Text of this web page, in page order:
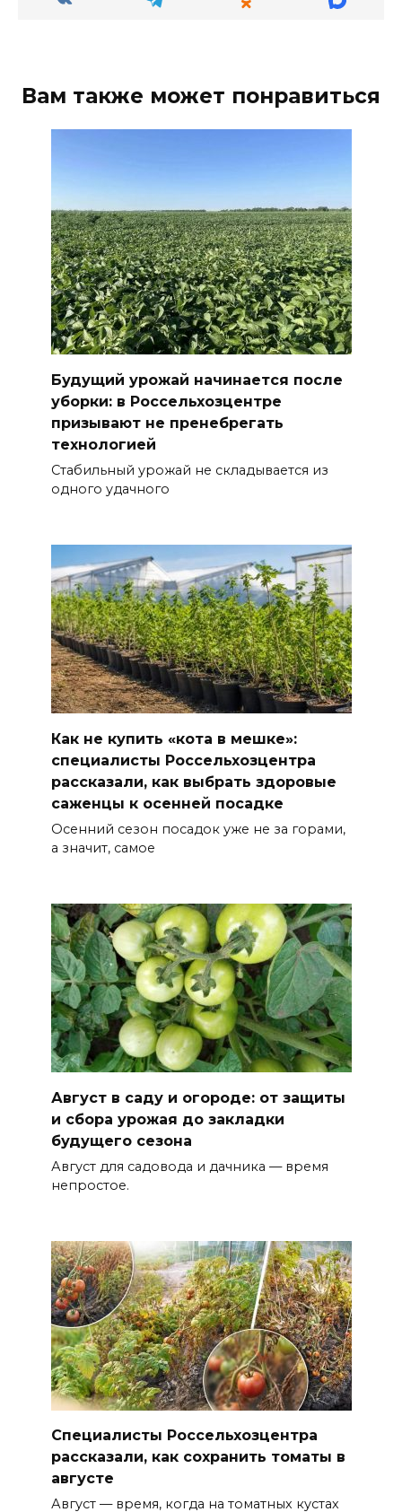
Вам также может понравиться
Будущий урожай начинается после
уборки: в Россельхозцентре
призывают не пренебрегать
технологией
Стабильный урожай не складывается из
одного удачного
Как не купить «кота в мешке»:
специалисты Россельхозцентра
рассказали, как выбрать здоровые
саженцы к осенней посадке
Осенний сезон посадок уже не за горами,
а значит, самое
Август в саду и огороде: от защиты
и сбора урожая до закладки
будущего сезона
Август для садовода и дачника — время
непростое.
Специалисты Россельхозцентра
рассказали, как сохранить томаты в
августе
Август — время, когда на томатных кустах